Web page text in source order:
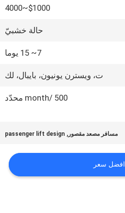
$1000~4000
حالة خشبيّ
7~ 15 يوما
ت، ويسترن يونيون، بايبال، لك
500 /month محدّد
مسافر مصعد مقصور ,
passenger lift design
افضل سعر